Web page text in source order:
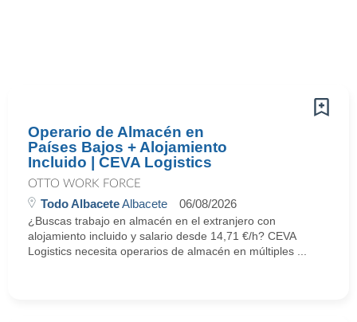
Operario de Almacén en
Países Bajos + Alojamiento
Incluido | CEVA Logistics
OTTO WORK FORCE
Todo AlbaceteAlbacete 06/08/2026
¿Buscas trabajo en almacén en el extranjero con
alojamiento incluido y salario desde 14,71 €/h? CEVA
Logistics necesita operarios de almacén en múltiples ...